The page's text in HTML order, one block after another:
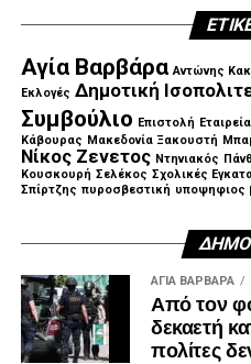
ΝΙΚΟΣ ΓΡΕΤΖΕΛΟΣ
ΕΠΑΓΓΕΛΜΑΤΙΚΟΥ
ΤΑΣΙΟΠΟΥΛΟΣ ΣΤΑΥΡΟΣ
ΣΥΜΒΟΥΛΟΣ
ΜΟΥΛΙΑΤΟΣ ΔΗΜΗΤΡΗΣ
ΣΥΜΒΟΥΛΟΣ
ΚΡΕΜΜΥΔΑΣ ΛΑΜΠΡΟΣ
ΣΑΒΒΑΣ ΑΒΡΑΜΙΔΗΣ
ΣΥΜΒΟΥΛΟΙ ΠΕΡΙΣΤΕΡΙΟΥ
Αγία Βαρβάρα Αντώνης
Εκλογές Δημοτική
Συμβούλιο Επιστολή Εταιρεία
Κάβουρας Μακεδονία Ξακουστή
Νίκος Ζενετος Ντηνιακός
Κουσκουρή Σελέκος Σχολικές
Σπίρτζης πυροσβεστική υποψηφιος
ΑΓΙΑ ΒΑΡΒΑΡΑ
Από τον
δεκαετή
πολίτες